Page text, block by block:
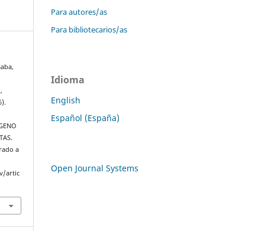
a
artic
Para autores/as
Para bibliotecarios/as
Idioma
English
Español (España)
Open Journal Systems